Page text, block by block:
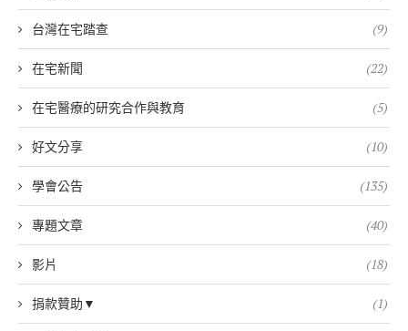
台灣在宅踏查 (9)
在宅新聞 (22)
在宅醫療的研究合作與教育 (5)
好文分享 (10)
學會公告 (135)
專題文章 (40)
影片 (18)
捐款贊助▼ (1)